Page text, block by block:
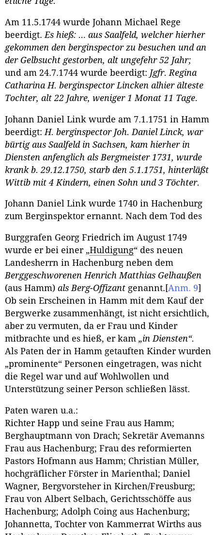
Am 11.5.1744 wurde Johann Michael Rege
beerdigt. Es hieß: … aus Saalfeld, welcher hierher
gekommen den berginspector zu besuchen und an
der Gelbsucht gestorben, alt ungefehr 52 Jahr;
und am 24.7.1744 wurde beerdigt: Jgfr. Regina
Catharina H. berginspector Lincken alhier älteste
Tochter, alt 22 Jahre, weniger 1 Monat 11 Tage.
Johann Daniel Link wurde am 7.1.1751 in Hamm
beerdigt: H. berginspector Joh. Daniel Linck, war
bürtig aus Saalfeld in Sachsen, kam hierher in
Diensten anfenglich als Bergmeister 1731, wurde
krank b. 29.12.1750, starb den 5.1.1751, hinterläßt
Wittib mit 4 Kindern, einen Sohn und 3 Töchter.
Johann Daniel Link wurde 1740 in Hachenburg
zum Berginspektor ernannt. Nach dem Tod des
Burggrafen Georg Friedrich im August 1749
wurde er bei einer „Huldigung“ des neuen
Landesherrn in Hachenburg neben dem
Berggeschworenen Henrich Matthias Gelhaußen
(aus Hamm) als Berg-Offizant genannt. [Anm. 9]
Ob sein Erscheinen in Hamm mit dem Kauf der
Bergwerke zusammenhängt, ist nicht ersichtlich,
aber zu vermuten, da er Frau und Kinder
mitbrachte und es hieß, er kam „in Diensten“.
Als Paten der in Hamm getauften Kinder wurden
„prominente“ Personen eingetragen, was nicht
die Regel war und auf Wohlwollen und
Unterstützung seiner Person schließen lässt.
Paten waren u.a.:
Richter Happ und seine Frau aus Hamm;
Berghauptmann von Drach; Sekretär Avemanns
Frau aus Hachenburg; Frau des reformierten
Pastors Hofmann aus Hamm; Christian Müller,
hochgräflicher Förster in Marienthal; Daniel
Wagner, Bergvorsteher in Kirchen/Freusburg;
Frau von Albert Selbach, Gerichtsschöffe aus
Hachenburg; Adolph Coing aus Hachenburg;
Johannetta, Tochter von Kammerrat Wirths aus